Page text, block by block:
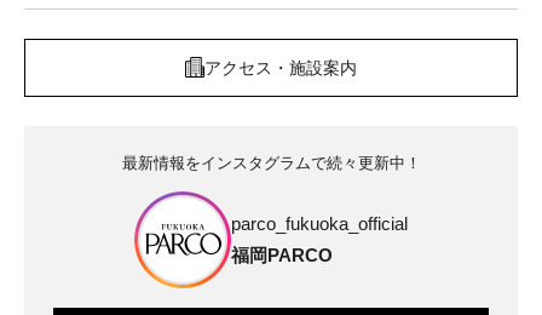
アクセス・施設案内
最新情報をインスタグラムで続々更新中！
parco_fukuoka_official
福岡PARCO